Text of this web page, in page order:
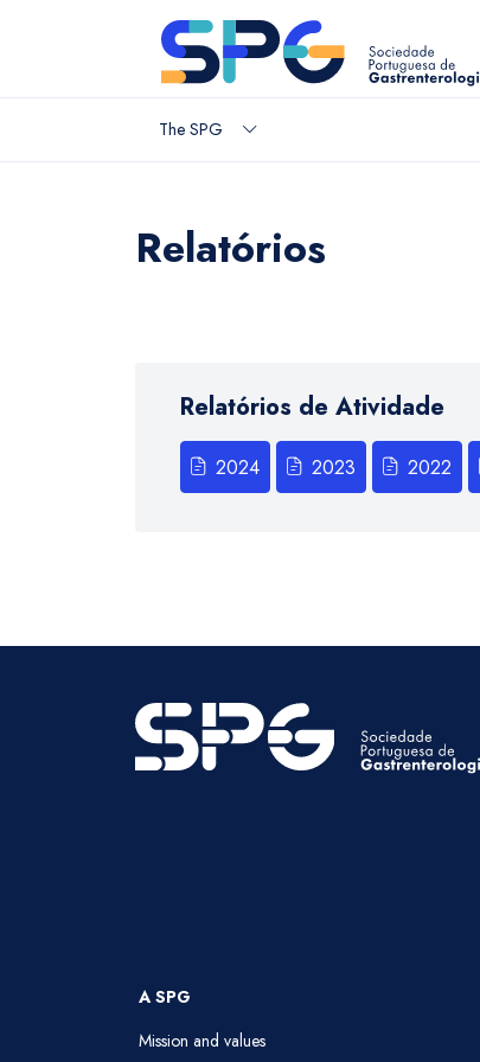
The SPG
Relatórios
Relatórios de Atividade
2024 2023 2022
A SPG
Mission and values